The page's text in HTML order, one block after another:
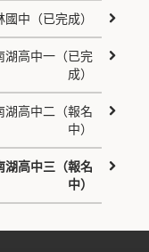
中（已完成）
湖高中一（已完
成）
湖高中二（報名
中）
湖高中三（報名
中）